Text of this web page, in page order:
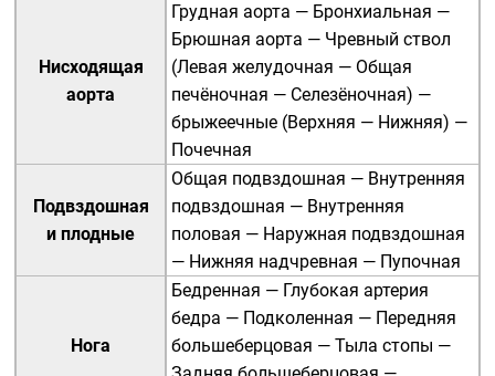
Нисходящая
аорта
Грудная аорта — Бронхиальная —
Брюшная аорта — Чревный ствол
(Левая желудочная — Общая
печёночная — Селезёночная) —
брыжеечные (Верхняя — Нижняя) —
Почечная
Подвздошная
и плодные
Общая подвздошная — Внутренняя
подвздошная — Внутренняя
половая — Наружная подвздошная
— Нижняя надчревная — Пупочная
Нога
Бедренная — Глубокая артерия
бедра — Подколенная — Передняя
большеберцовая — Тыла стопы —